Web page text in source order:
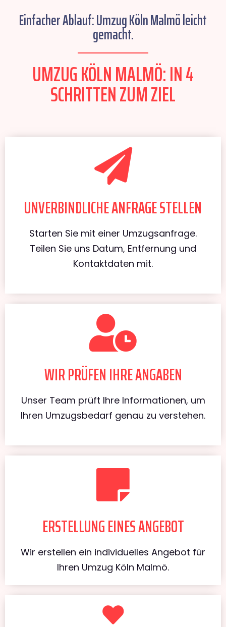
Einfacher Ablauf: Umzug Köln Malmö leicht
gemacht.
UMZUG KÖLN MALMÖ: IN 4
SCHRITTEN ZUM ZIEL
UNVERBINDLICHE ANFRAGE STELLEN
Starten Sie mit einer Umzugsanfrage.
Teilen Sie uns Datum, Entfernung und
Kontaktdaten mit.
WIR PRÜFEN IHRE ANGABEN
Unser Team prüft Ihre Informationen, um
Ihren Umzugsbedarf genau zu verstehen.
ERSTELLUNG EINES ANGEBOT
Wir erstellen ein individuelles Angebot für
Ihren Umzug Köln Malmö.